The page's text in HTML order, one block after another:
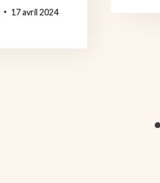
17 avril 2024